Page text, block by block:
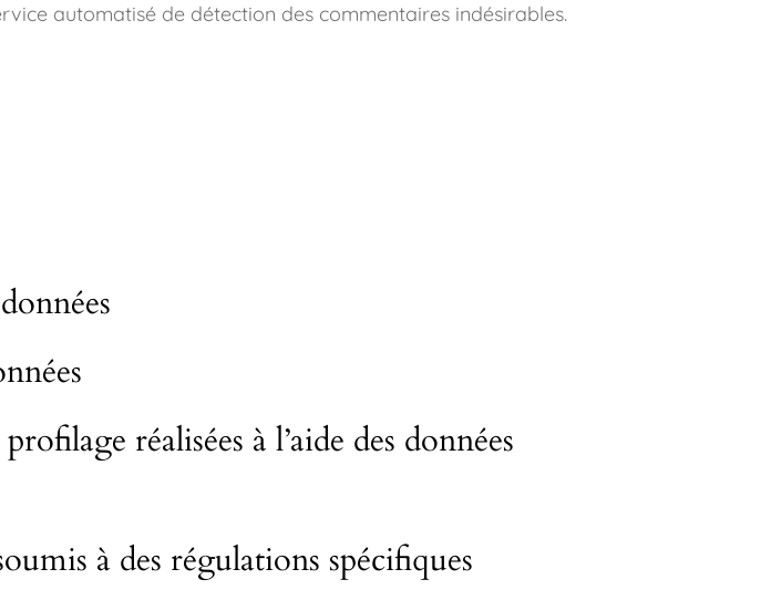
automatisé de détection des commentaires indésirables.
réalisées à l’aide des données
à des régulations spécifiques